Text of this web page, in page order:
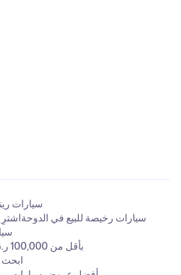
سيارات
سيارات رخيصة للبيع في الدوحة
أفضل سيارات SUV بأقل من 100,000 ر.ق في قطر
ابحث